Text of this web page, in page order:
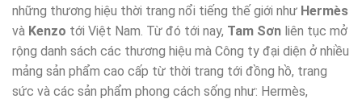
những thương hiệu thời trang nổi tiếng thế giới như Hermès
và Kenzo tới Việt Nam. Từ đó tới nay, Tam Sơn liên tục mở
rộng danh sách các thương hiệu mà Công ty đại diện ở nhiều
mảng sản phẩm cao cấp từ thời trang tới đồng hồ, trang
sức và các sản phẩm phong cách sống như: Hermès,